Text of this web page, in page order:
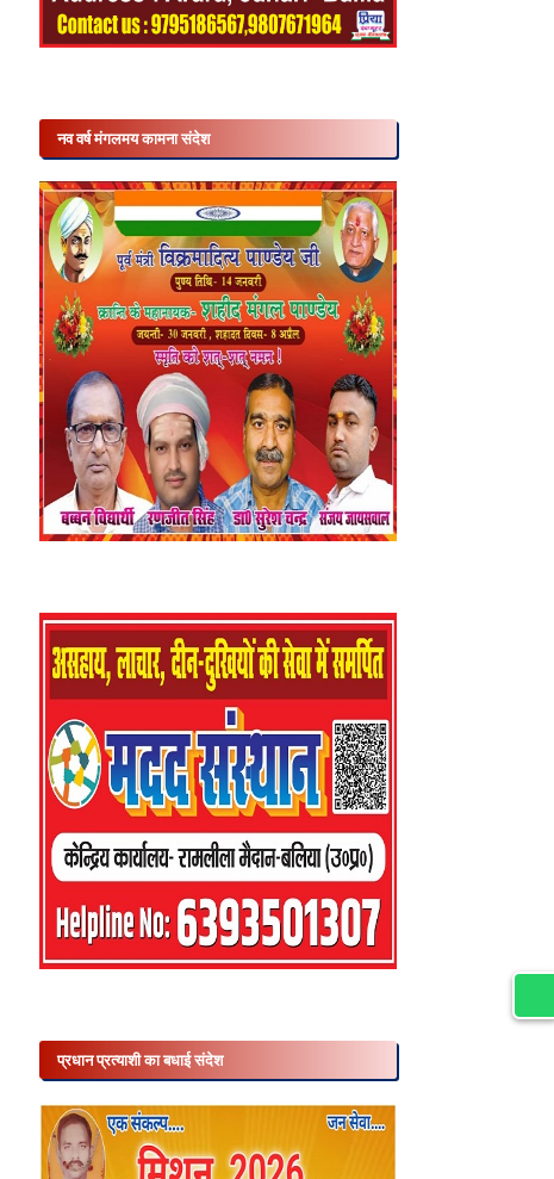
नव वर्ष मंगलमय कामना संदेश
प्रधान प्रत्याशी का बधाई संदेश